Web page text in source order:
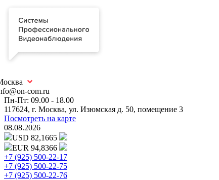
com.ru
Пн-Пт: 09.00 - 18.00
117624, г. Москва, ул. Изюмская д. 50, помещение 3
Посмотреть на карте
08.08.2026
USD 82,1665
EUR 94,8366
+7 (925) 500-22-17
+7 (925) 500-22-75
+7 (925) 500-22-76